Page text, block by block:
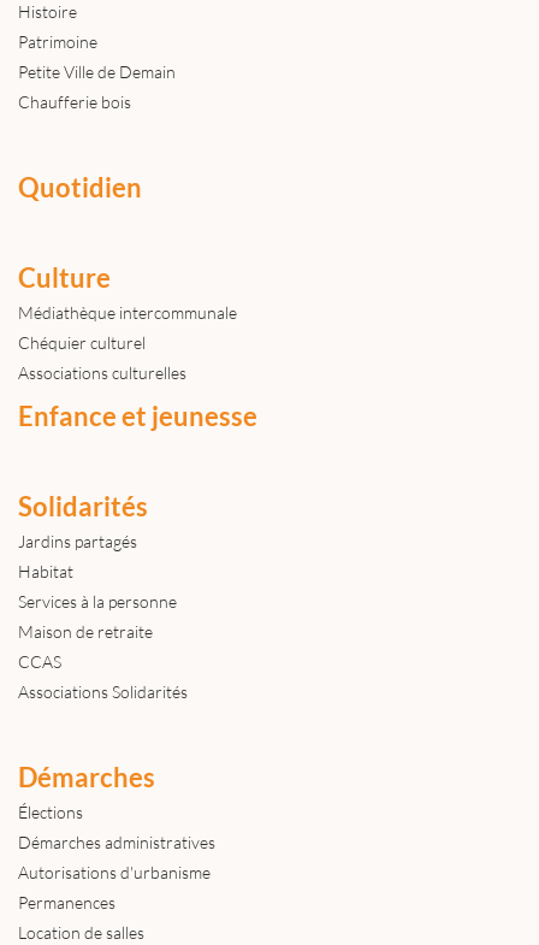
Histoire
Patrimoine
Petite Ville de Demain
Chaufferie bois
Quotidien
Culture
Médiathèque intercommunale
Chéquier culturel
Associations culturelles
Enfance et jeunesse
Solidarités
Jardins partagés
Habitat
Services à la personne
Maison de retraite
CCAS
Associations Solidarités
Démarches
Élections
Démarches administratives
Autorisations d'urbanisme
Permanences
Location de salles